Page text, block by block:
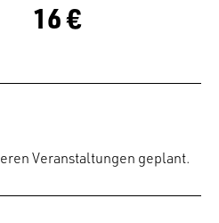
16 €
Veranstaltungen geplant.